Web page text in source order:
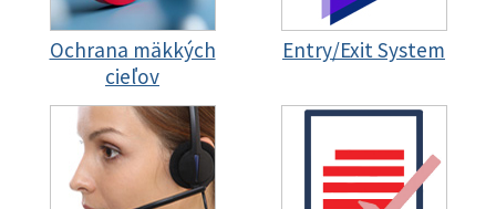
Ochrana mäkkých
cieľov
Entry/Exit System